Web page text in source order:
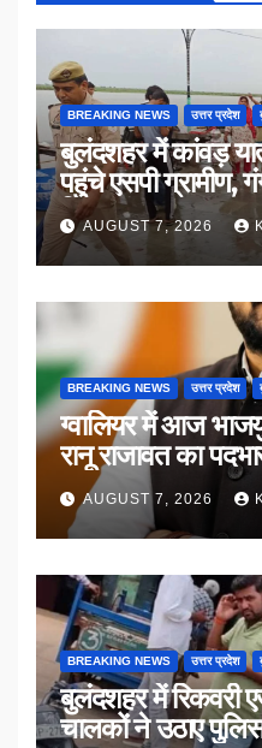
BREAKING NEWS उत्तर प्रदेश
बुलंदशहर में कांवड़
पहुंचे एसपी ग्रामीण,
किया संवाद
AUGUST 7, 2026
BREAKING NEWS उत्तर प्रदेश
ग्वालियर में आज
रानू राजावत का
AUGUST 7, 2026
BREAKING NEWS उत्तर प्रदेश
बुलंदशहर में रिकवरी एजेंटों की
चालकों ने उठाए